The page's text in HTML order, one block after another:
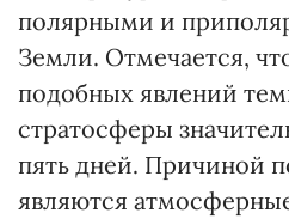
полярными и
Земли. Отмечается,
подобных явлений
стратосферы
пять дней. Причиной
являются